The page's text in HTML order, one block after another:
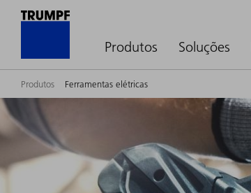
Produtos Soluções
Produtos Ferramentas elétricas